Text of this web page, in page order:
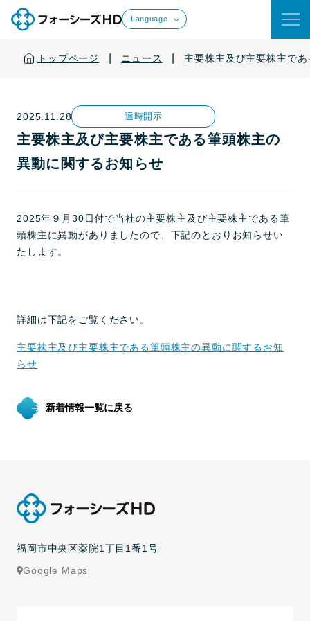
Language
トップページ ニュース 主要株主及び主要株主で
2025.11.28 適時開示
主要株主及び主要株主である筆頭株主の
異動に関するお知らせ
2025年９月30日付で当社の主要株主及び主要株主である筆
頭株主に異動がありましたので、下記のとおりお知らせい
たします。
詳細は下記をご覧ください。
主要株主及び主要株主である筆頭株主の異動に関するお知
らせ
新着情報一覧に戻る
福岡市中央区薬院1丁目1番1号
Google Maps